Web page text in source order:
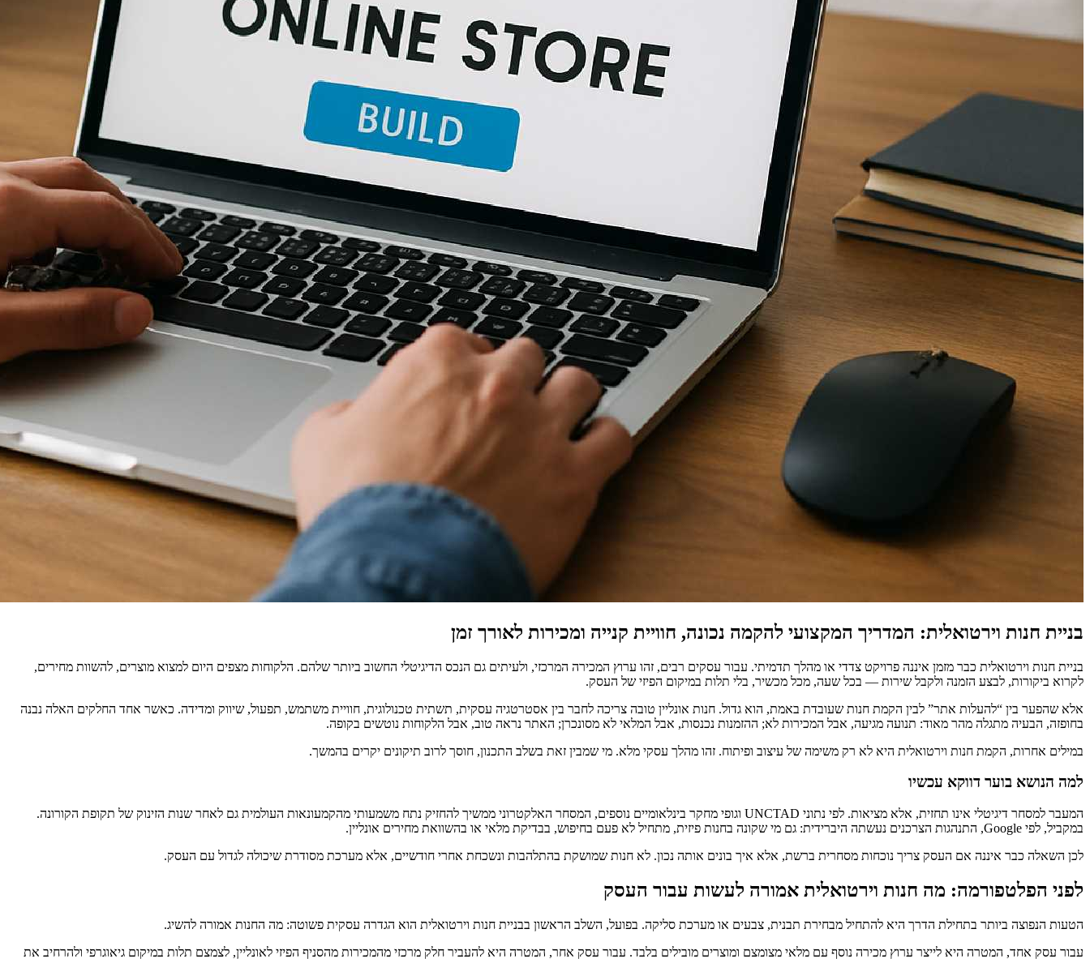
בניית חנות וירטואלית: המדריך המקצועי להקמה נכונה, חוויית קנייה ומכירות לאורך זמן
בניית חנות וירטואלית כבר מזמן איננה פרויקט צדדי או מהלך תדמיתי. עבור עסקים רבים, זהו ערוץ המכירה המרכזי, ולעיתים גם הנכס הדיגיטלי החשוב ביותר שלהם. הלקוחות מצפים היום למצוא מוצרים, להשוות מחירים,
לקרוא ביקורות, לבצע הזמנה ולקבל שירות — בכל שעה, מכל מכשיר, בלי תלות במיקום הפיזי של העסק.
אלא שהפער בין “להעלות אתר” לבין הקמת חנות שעובדת באמת, הוא גדול. חנות אונליין טובה צריכה לחבר בין אסטרטגיה עסקית, תשתית טכנולוגית, חוויית משתמש, תפעול, שיווק ומדידה. כאשר אחד החלקים האלה נבנה
בחופזה, הבעיה מתגלה מהר מאוד: תנועה מגיעה, אבל המכירות לא; ההזמנות נכנסות, אבל המלאי לא מסונכרן; האתר נראה טוב, אבל הלקוחות נוטשים בקופה.
במילים אחרות, הקמת חנות וירטואלית היא לא רק משימה של עיצוב ופיתוח. זהו מהלך עסקי מלא. מי שמבין זאת בשלב התכנון, חוסך לרוב תיקונים יקרים בהמשך.
למה הנושא בוער דווקא עכשיו
המעבר למסחר דיגיטלי אינו תחזית, אלא מציאות. לפי נתוני UNCTAD וגופי מחקר בינלאומיים נוספים, המסחר האלקטרוני ממשיך להחזיק נתח משמעותי מהקמעונאות העולמית גם לאחר שנות הזינוק של תקופת הקורונה.
במקביל, לפי Google, התנהגות הצרכנים נעשתה היברידית: גם מי שקונה בחנות פיזית, מתחיל לא פעם בחיפוש, בבדיקת מלאי או בהשוואת מחירים אונליין.
לכן השאלה כבר איננה אם העסק צריך נוכחות מסחרית ברשת, אלא איך בונים אותה נכון. לא חנות שמושקת בהתלהבות ונשכחת אחרי חודשיים, אלא מערכת מסודרת שיכולה לגדול עם העסק.
לפני הפלטפורמה: מה חנות וירטואלית אמורה לעשות עבור העסק
הטעות הנפוצה ביותר בתחילת הדרך היא להתחיל מבחירת תבנית, צבעים או מערכת סליקה. בפועל, השלב הראשון בבניית חנות וירטואלית הוא הגדרה עסקית פשוטה: מה החנות אמורה להשיג.
עבור עסק אחד, המטרה היא לייצר ערוץ מכירה נוסף עם מלאי מצומצם ומוצרים מובילים בלבד. עבור עסק אחר, המטרה היא להעביר חלק מרכזי מהמכירות מהסניף הפיזי לאונליין, לצמצם תלות במיקום גיאוגרפי ולהרחיב את